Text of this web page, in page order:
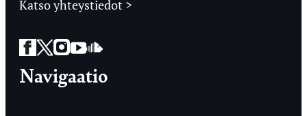
Katso yhteystiedot >
Facebook
Twitter
Instagram
YouTube
SoundCloud
Navigaatio